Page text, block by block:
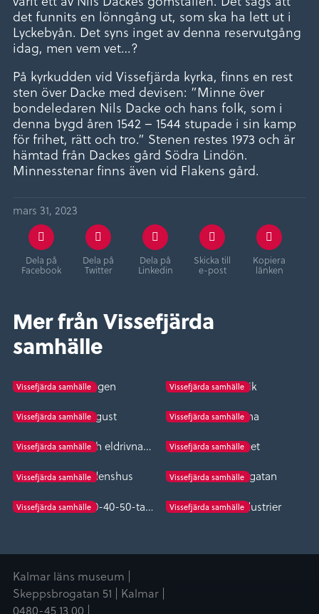
det funnits en lönngång ut, som ska ha lett ut i
Lyckebyån. Det syns inget av denna reservutgång
idag, men vem vet…?
På kyrkudden vid Vissefjärda kyrka, finns en rest
sten över Dacke med devisen: ”Minne över
bondeledaren Nils Dacke och hans folk, som i
denna bygd åren 1542 – 1544 stupade i sin kamp
för frihet, rätt och tro.” Stenen restes 1973 och är
hämtad från Dackes gård Södra Lindön.
Minnesstenar finns även vid Flakens gård.
mars 31, 2023
Dela på
Facebook
Dela på
Twitter
Dela på
Linkedin
Skicka till
e-post
Kopiera
länken
Mer från Vissefjärda
samhälle
Vissefjärda samhälle
Dollarkungen Vissefjärda samhälle
Pell-Erik
Vissefjärda samhälle
Sjung-August Vissefjärda samhälle
Loa-Lena
Vissefjärda samhälle Bobinfabriken och eldrivna Kvarnen Vissefjärda samhälle
Sågverket
Vissefjärda samhälle
Gammalt ordenshus Vissefjärda samhälle
Hantverkargatan
Vissefjärda samhälle Småbutiker på 30-40-50-talet Vissefjärda samhälle
Verda Träindustrier
Kalmar läns museum |
Skeppsbrogatan 51 | Kalmar |
0480-45 13 00 |